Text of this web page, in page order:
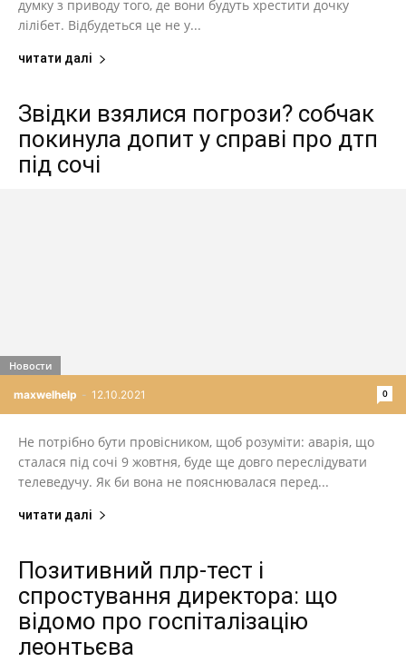
думку з приводу того, де вони будуть хрестити дочку
лілібет. Відбудеться це не у...
читати далі
Звідки взялися погрози? собчак
покинула допит у справі про дтп
під сочі
maxwelhelp - 12.10.2021 0
Новости
Не потрібно бути провісником, щоб розуміти: аварія, що
сталася під сочі 9 жовтня, буде ще довго переслідувати
телеведучу. Як би вона не пояснювалася перед...
читати далі
Позитивний плр-тест і
спростування директора: що
відомо про госпіталізацію
леонтьєва